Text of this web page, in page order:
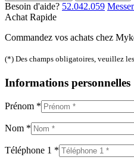
Besoin d'aide? 52.042.059
Achat Rapide
Commandez vos achats chez
(*) Des champs obligatoires, veuillez
Informations personnelles
Prénom *
Nom *
Téléphone 1 *